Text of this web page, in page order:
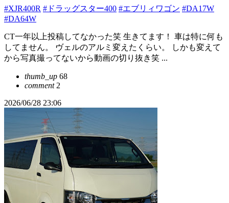
#XJR400R #ドラッグスター400 #エブリィワゴン #DA17W
#DA64W
CT一年以上投稿してなかった笑 生きてます！ 車は特に何も
してません。 ヴェルのアルミ変えたくらい。 しかも変えて
から写真撮ってないから動画の切り抜き笑 ...
thumb_up 68
comment2
2026/06/28 23:06